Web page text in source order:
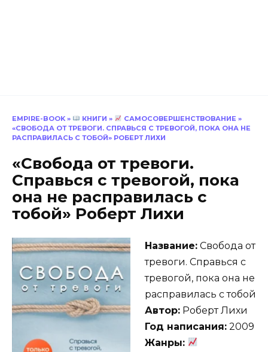
EMPIRE-BOOK » КНИГИ » САМОСОВЕРШЕНСТВОВАНИЕ »
«СВОБОДА ОТ ТРЕВОГИ. СПРАВЬСЯ С ТРЕВОГОЙ, ПОКА ОНА НЕ
РАСПРАВИЛАСЬ С ТОБОЙ» РОБЕРТ ЛИХИ
«Свобода от тревоги.
Справься с тревогой, пока
она не расправилась с
тобой» Роберт Лихи
Название: Свобода от
тревоги. Справься с
тревогой, пока она не
расправилась с тобой
Автор: Роберт Лихи
Год написания: 2009
Жанры: